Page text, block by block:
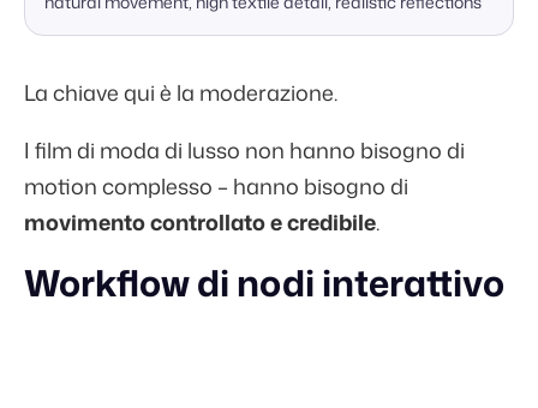
La chiave qui è la moderazione.
I film di moda di lusso non hanno bisogno di
motion complesso – hanno bisogno di
movimento controllato e credibile.
Workflow di nodi interattivo